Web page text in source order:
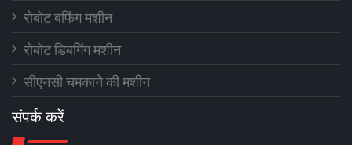
रोबोट बफिंग मशीन
रोबोट डिबगिंग मशीन
सीएनसी चमकाने की मशीन
संपर्क करें